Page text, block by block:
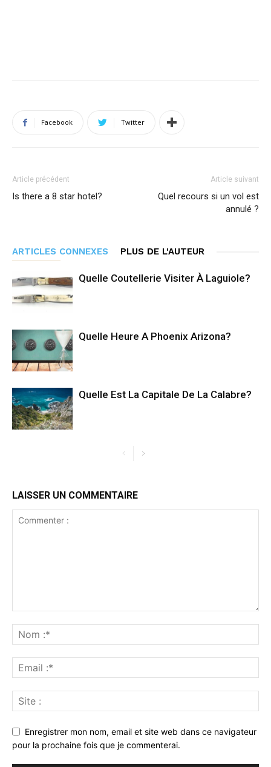
Facebook Twitter
Article précédent
Is there a 8 star hotel?
Article suivant
Quel recours si un vol est
annulé ?
ARTICLES CONNEXES PLUS DE L'AUTEUR
Quelle Coutellerie Visiter À Laguiole?
Quelle Heure A Phoenix Arizona?
Quelle Est La Capitale De La Calabre?
LAISSER UN COMMENTAIRE
Enregistrer mon nom, email et site web dans ce navigateur
pour la prochaine fois que je commenterai.